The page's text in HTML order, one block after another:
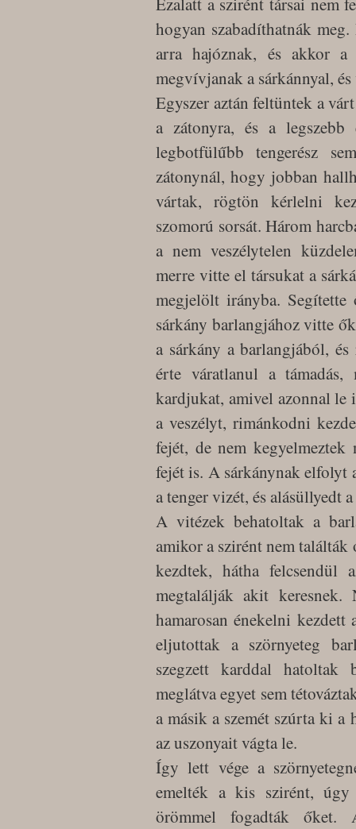
hogyan szabadíthatnák
arra hajóznak, és akkor
megvívjanak a sárkánnyal,
Egyszer aztán feltüntek a
a zátonyra, és a legszebb
legbotfülűbb tengerész
zátonynál, hogy jobban
vártak, rögtön kérlelni
szomorú sorsát. Három
a nem veszélytelen
merre vitte el társukat a
megjelölt irányba.
sárkány barlangjához vitte
a sárkány a barlangjából,
érte váratlanul a
kardjukat, amivel azonnal le
a veszélyt, rimánkodni
fejét, de nem kegyelmeztek
fejét is. A sárkánynak elfolyt
a tenger vizét, és alásüllyedt
A vitézek behatoltak a
amikor a szirént nem
kezdtek, hátha felcsendül
megtalálják akit
hamarosan énekelni kezdett
eljutottak a szörnyeteg
szegzett karddal hatoltak
meglátva egyet sem
a másik a szemét szúrta ki
az uszonyait vágta le.
Így lett vége a
emelték a kis szirént,
örömmel fogadták őket.